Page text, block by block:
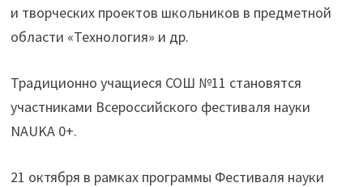
и творческих проектов школьников в предметной
области «Технология» и др.
Традиционно учащиеся СОШ №11 становятся
участниками Всероссийского фестиваля науки
NAUKA 0+.
21 октября в рамках программы Фестиваля науки